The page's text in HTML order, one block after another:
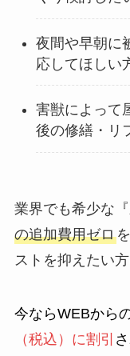
夜間や早朝に
応してほしい
害獣によって
後の修繕・リ
業界でも希少な
の追加費用ゼロ
ストを抑えたい
今ならWEBから
（税込）に割引